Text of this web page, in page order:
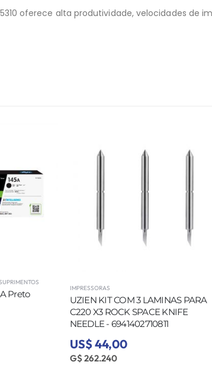
oferece alta produtividade, velocidades de
Preto
IMPRESSORAS
UZIEN KIT COM 3 LAMINAS PARA
C220 X3 ROCK SPACE KNIFE
NEEDLE - 6941402710811
US$ 44,00
G$ 262.240